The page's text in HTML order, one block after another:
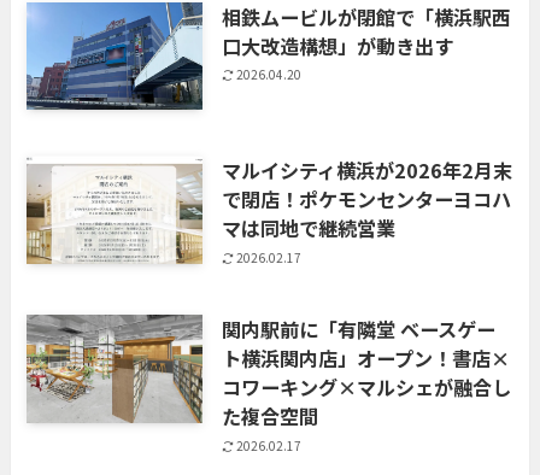
相鉄ムービルが閉館で「横浜駅西
口大改造構想」が動き出す
2026.04.20
マルイシティ横浜が2026年2月末
で閉店！ポケモンセンターヨコハ
マは同地で継続営業
2026.02.17
関内駅前に「有隣堂 ベースゲー
ト横浜関内店」オープン！書店×
コワーキング×マルシェが融合し
た複合空間
2026.02.17